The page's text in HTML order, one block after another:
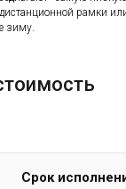
дистанционной рамки
зиму.
Срок